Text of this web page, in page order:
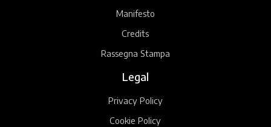
Manifesto
Credits
Rassegna Stampa
Legal
Privacy Policy
Cookie Policy